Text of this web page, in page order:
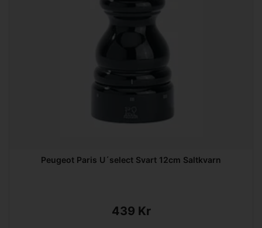
Peugeot Paris U´select Svart 12cm Saltkvarn
439 Kr